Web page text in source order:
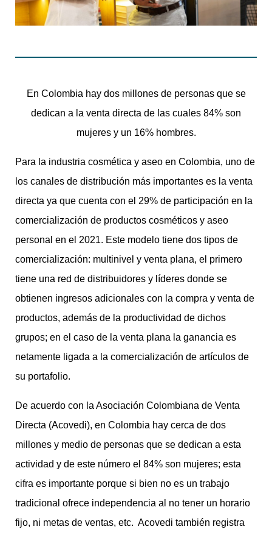
En Colombia hay dos millones de personas que se
dedican a la venta directa de las cuales 84% son
mujeres y un 16% hombres.
Para la industria cosmética y aseo en Colombia, uno de
los canales de distribución más importantes es la venta
directa ya que cuenta con el 29% de participación en la
comercialización de productos cosméticos y aseo
personal en el 2021. Este modelo tiene dos tipos de
comercialización: multinivel y venta plana, el primero
tiene una red de distribuidores y líderes donde se
obtienen ingresos adicionales con la compra y venta de
productos, además de la productividad de dichos
grupos; en el caso de la venta plana la ganancia es
netamente ligada a la comercialización de artículos de
su portafolio.
De acuerdo con la Asociación Colombiana de Venta
Directa (Acovedi), en Colombia hay cerca de dos
millones y medio de personas que se dedican a esta
actividad y de este número el 84% son mujeres; esta
cifra es importante porque si bien no es un trabajo
tradicional ofrece independencia al no tener un horario
fijo, ni metas de ventas, etc. Acovedi también registra